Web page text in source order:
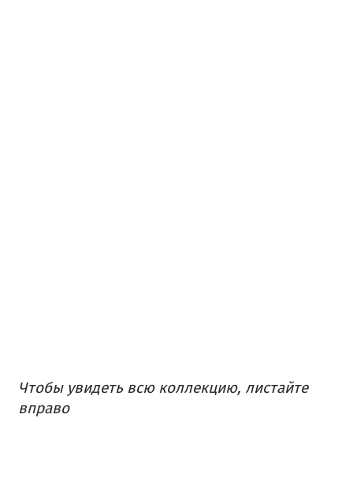
Чтобы увидеть всю коллекцию, листайте
вправо​